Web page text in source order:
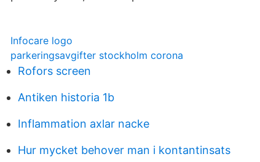
Infocare logo
parkeringsavgifter stockholm corona
Rofors screen
Antiken historia 1b
Inflammation axlar nacke
Hur mycket behover man i kontantinsats